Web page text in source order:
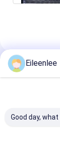
Eileenlee
Good day,